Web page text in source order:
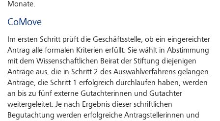
Monate.
CoMove
Im ersten Schritt prüft die Geschäftsstelle, ob ein eingereichter
Antrag alle formalen Kriterien erfüllt. Sie wählt in Abstimmung
mit dem Wissenschaftlichen Beirat der Stiftung diejenigen
Anträge aus, die in Schritt 2 des Auswahlverfahrens gelangen.
Anträge, die Schritt 1 erfolgreich durchlaufen haben, werden
an bis zu fünf externe Gutachterinnen und Gutachter
weitergeleitet. Je nach Ergebnis dieser schriftlichen
Begutachtung werden erfolgreiche Antragstellerinnen und